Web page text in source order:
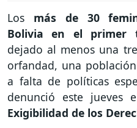
Los más de 30
Bolivia en el primer
dejado al menos una
orfandad, una
a falta de políticas
denunció este jueves
Exigibilidad de los